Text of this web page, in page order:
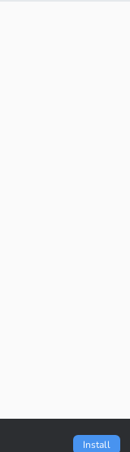
Install